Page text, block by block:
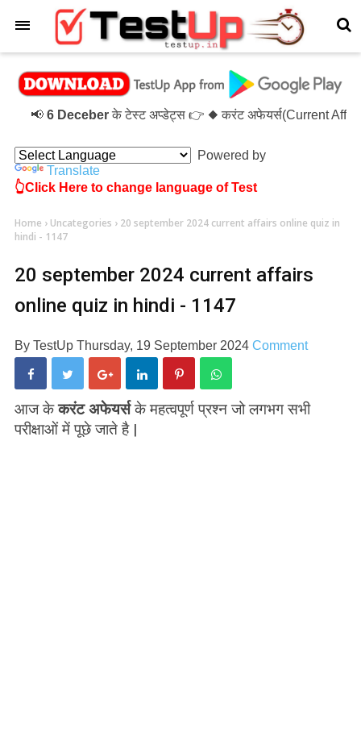
6 Deceberके टेस्ट अप्डेट्स 👉 ◆ करंट अफेयर्स(Current Affairs)-
Powered by
Translate
👆Click Here to change language of Test
Home › Uncategories › 20 september 2024 current affairs online quiz in
hindi - 1147
20 september 2024 current affairs
online quiz in hindi - 1147
By TestUp Thursday, 19 September 2024 Comment
आज केकरंट अफेयर्सके महत्वपूर्ण प्रश्न जो लगभग सभी
परीक्षाओं में पूछे जाते है |